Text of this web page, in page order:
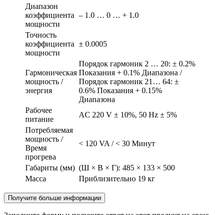
Диапазон
коэффициента
мощности
– 1.0 … 0 … + 1.0
Точность
коэффициента
мощности
± 0.0005
Гармоническая
мощность /
энергия
Порядок гармоник 2 … 20: ± 0.2%
Показания + 0.1% Диапазона /
Порядок гармоник 21… 64: ±
0.6% Показания + 0.15%
Диапазона
Рабочее
питание
AC 220 V ± 10%, 50 Hz ± 5%
Потребляемая
мощность /
Время
прогрева
< 120 VA / < 30 Минут
Габариты (мм) (Ш × В × Г): 485 × 133 × 500
Масса
Приблизительно 19 кг
Получите больше информации